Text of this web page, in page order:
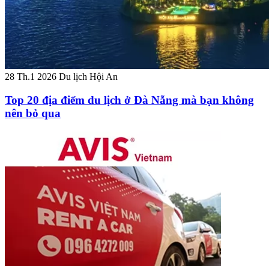
28 Th.1 2026 Du lịch Hội An
Top 20 địa điểm du lịch ở Đà Nẵng mà bạn không
nên bỏ qua